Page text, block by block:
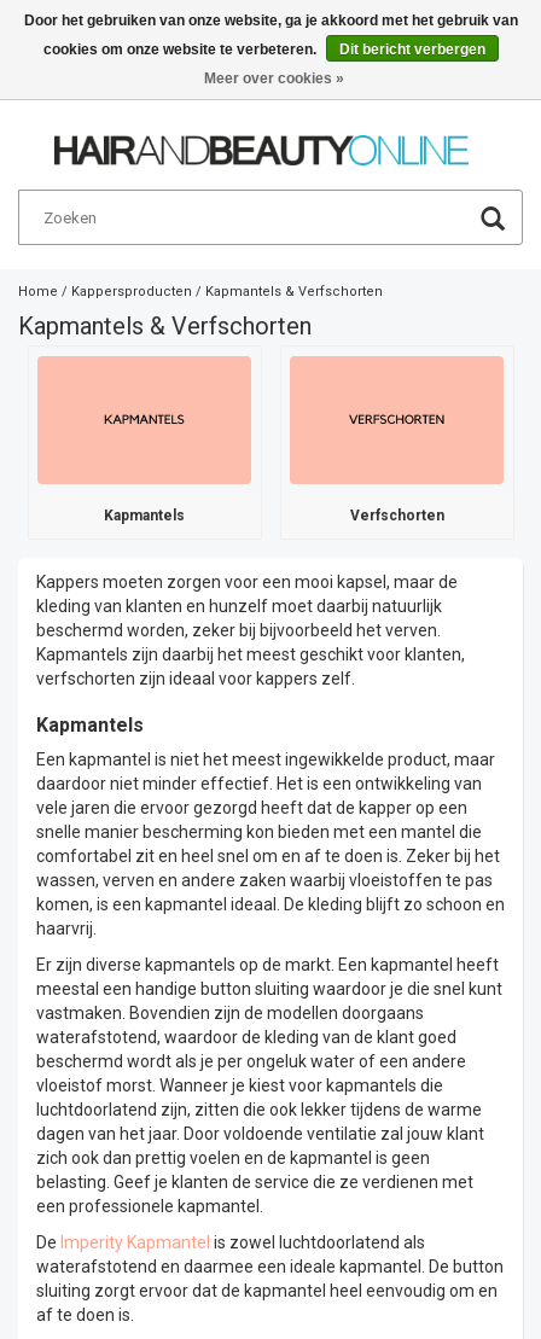
Nederlands €
Home / Kappersproducten / Kapmantels & Verfschorten
Kapmantels & Verfschorten
Kapmantels Verfschorten
Kappers moeten zorgen voor een mooi kapsel, maar de
kleding van klanten en hunzelf moet daarbij natuurlijk
beschermd worden, zeker bij bijvoorbeeld het verven.
Kapmantels zijn daarbij het meest geschikt voor klanten,
verfschorten zijn ideaal voor kappers zelf.
Kapmantels
Een kapmantel is niet het meest ingewikkelde product, maar
daardoor niet minder effectief. Het is een ontwikkeling van
vele jaren die ervoor gezorgd heeft dat de kapper op een
snelle manier bescherming kon bieden met een mantel die
comfortabel zit en heel snel om en af te doen is. Zeker bij het
wassen, verven en andere zaken waarbij vloeistoffen te pas
komen, is een kapmantel ideaal. De kleding blijft zo schoon en
haarvrij.
Er zijn diverse kapmantels op de markt. Een kapmantel heeft
meestal een handige button sluiting waardoor je die snel kunt
vastmaken. Bovendien zijn de modellen doorgaans
waterafstotend, waardoor de kleding van de klant goed
beschermd wordt als je per ongeluk water of een andere
vloeistof morst. Wanneer je kiest voor kapmantels die
luchtdoorlatend zijn, zitten die ook lekker tijdens de warme
dagen van het jaar. Door voldoende ventilatie zal jouw klant
zich ook dan prettig voelen en de kapmantel is geen
belasting. Geef je klanten de service die ze verdienen met
een professionele kapmantel.
De Imperity Kapmantel is zowel luchtdoorlatend als
waterafstotend en daarmee een ideale kapmantel. De button
sluiting zorgt ervoor dat de kapmantel heel eenvoudig om en
af te doen is.
Door het gebruiken van onze website, ga je akkoord met het gebruik van
cookies om onze website te verbeteren.
Dit bericht verbergen
Meer over cookies »